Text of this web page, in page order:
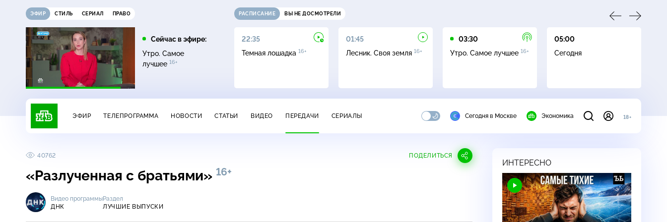
ЭФИР СТИЛЬ СЕРИАЛ ПРАВО
Сейчас в эфире:
Утро. Самое
лучшее 16+
РАСПИСАНИЕ ВЫ НЕ ДОСМОТРЕЛИ
21:15
Сегодня
21:30
Неизвестная Россия
22:35
Темная лошадка 16+
01:45
Лесник. Своя земля 16+
03:30
Утро. Самое лучшее 16+
05:00
Сегодня
ЭФИР ТЕЛЕПРОГРАММА НОВОСТИ СТАТЬИ ВИДЕО ПЕРЕДАЧИ СЕРИАЛЫ Сегодня в Москве Экономика 18+
40762 ПОДЕЛИТЬСЯ
«Разлученная с братьями» 16+
Видео программы
ДНК
Раздел
ЛУЧШИЕ ВЫПУСКИ
ИНТЕРЕСНО